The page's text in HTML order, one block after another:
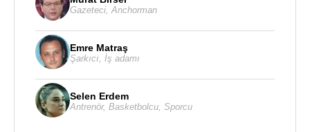
Gazeteci,Anchorman
Emre Matraş
Şarkıcı, İş adamı
Selen Erdem
Antrenör, Basketbolcu, Sporcu